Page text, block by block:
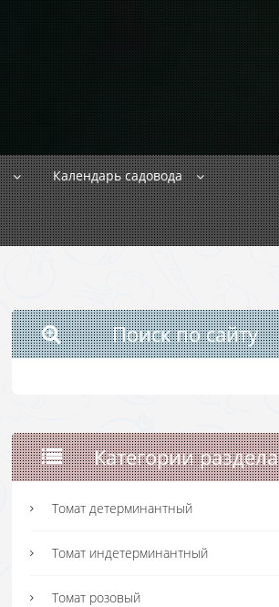
Календарь садовода
Поиск по сайту
Категории раздела
Томат детерминантный
Томат индетерминантный
Томат розовый